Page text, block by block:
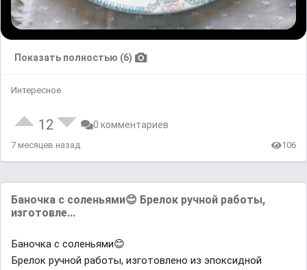
Показать полностью (6)
Интересное
12 0 комментариев
7 месяцев назад 106
Баночка с соленьями😊 Брелок ручной работы,
изготовле...
Баночка с соленьями😊
Брелок ручной работы, изготовлено из эпоксидной